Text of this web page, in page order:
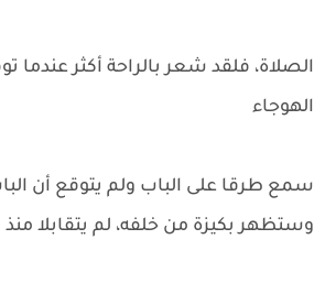
الصلاة، فلقد شعر بالراحة أكثر عندما
الهوجاء
سمع طرقا على الباب ولم يتوقع أن
وستظهر بكيزة من خلفه، لم يتقابلا منذ